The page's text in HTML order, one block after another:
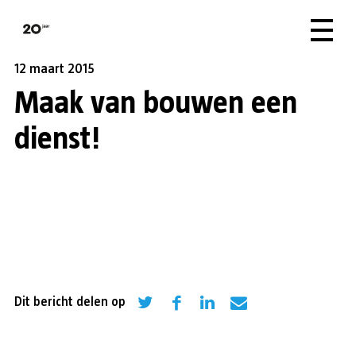
12 maart 2015
Maak van bouwen een
dienst!
Dit bericht delen op